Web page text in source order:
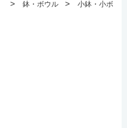
> 鉢・ボウル >
小鉢・小ボ